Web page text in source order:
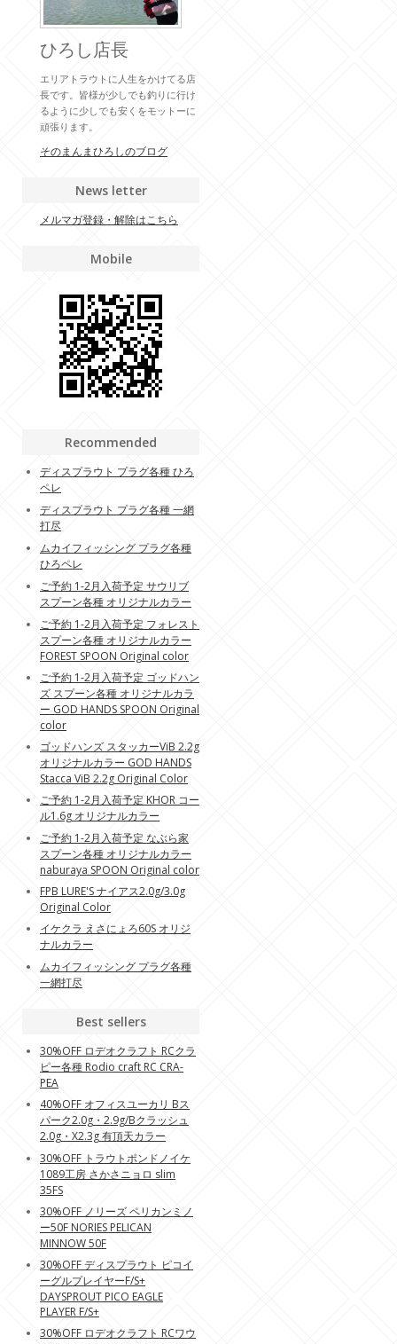
ひろし店長
エリアトラウトに人生をかけてる店
長です。皆様が少しでも釣りに行け
るように少しでも安くをモットーに
頑張ります。
そのまんまひろしのブログ
News letter
メルマガ登録・解除はこちら
Mobile
Recommended
ディスプラウト プラグ各種 ひろ
ペレ
ディスプラウト プラグ各種 一網
打尽
ムカイフィッシング プラグ各種
ひろペレ
ご予約 1-2月入荷予定 サウリブ
スプーン各種 オリジナルカラー
ご予約 1-2月入荷予定 フォレスト
スプーン各種 オリジナルカラー
FOREST SPOON Original color
ご予約 1-2月入荷予定 ゴッドハン
ズ スプーン各種 オリジナルカラ
ー GOD HANDS SPOON Original
color
ゴッドハンズ スタッカーViB 2.2g
オリジナルカラー GOD HANDS
Stacca ViB 2.2g Original Color
ご予約 1-2月入荷予定 KHOR コー
ル1.6g オリジナルカラー
ご予約 1-2月入荷予定 なぶら家
スプーン各種 オリジナルカラー
naburaya SPOON Original color
FPB LURE'S ナイアス2.0g/3.0g
Original Color
イケクラ えさにょろ60S オリジ
ナルカラー
ムカイフィッシング プラグ各種
一網打尽
Best sellers
30%OFF ロデオクラフト RCクラ
ピー各種 Rodio craft RC CRA-
PEA
40%OFF オフィスユーカリ Bス
パーク2.0g・2.9g/Bクラッシュ
2.0g・X2.3g 有頂天カラー
30%OFF トラウトポンドノイケ
1089工房 さかさニョロ slim
35FS
30%OFF ノリーズ ペリカンミノ
ー50F NORIES PELICAN
MINNOW 50F
30%OFF ディスプラウト ピコイ
ーグルプレイヤーF/S+
DAYSPROUT PICO EAGLE
PLAYER F/S+
30%OFF ロデオクラフト RCワウ